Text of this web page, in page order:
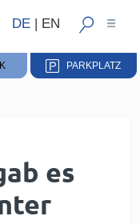
DE | EN
PARKPLATZ
es